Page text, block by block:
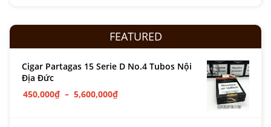
FEATURED
Cigar Partagas 15 Serie D No.4 Tubos Nội
Địa Đức
450,000₫ – 5,600,000₫